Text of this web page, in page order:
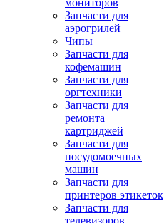
мониторов
Запчасти для
аэрогрилей
Чипы
Запчасти для
кофемашин
Запчасти для
оргтехники
Запчасти для
ремонта
картриджей
Запчасти для
посудомоечных
машин
Запчасти для
принтеров этикеток
Запчасти для
телевизоров